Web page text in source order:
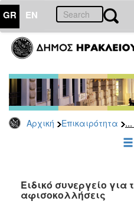
GR EN
Αρχική Επικαιρότητα ...
ΕΠΙΚΑΙΡΟΤΗΤΑ
Τύπου
Αρχείο
2026
2025
2022
2021
Ειδικό συνεργείο για
αφισοκολλήσεις